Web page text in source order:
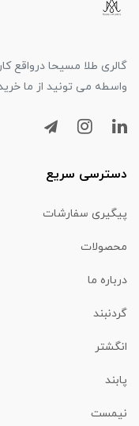
گالری طلا مسیحا درواقع
واسطه می تونید از ما
دسترسی سریع
پیگیری سفارشات
محصولات
درباره ما
گردنبند
انگشتر
پابند
نیمست